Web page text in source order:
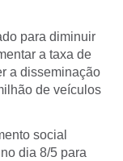
para diminuir
a taxa de
a disseminação
de veículos
social
dia 8/5 para